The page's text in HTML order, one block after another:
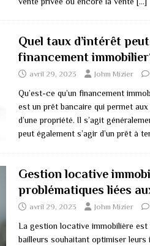
Quel taux d’intérêt
financement
avril 29, 2023 Johm Mizier
Qu’est-ce qu’un financement
est un prêt bancaire qui permet
d’une propriété. Il s’agit
peut également s’agir d’un prêt à
Gestion locative
problématiques liées
avril 29, 2023 Johm Mizier
La gestion locative immobilière
bailleurs souhaitant optimiser leurs